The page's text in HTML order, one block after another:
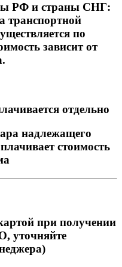
РФ и страны СНГ:
транспортной
по
зависит от
отдельно
надлежащего
стоимость
при получении
уточняйте